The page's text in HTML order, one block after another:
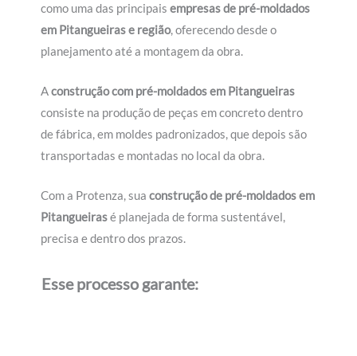
como uma das principais empresas de pré-moldados
em Pitangueiras e região, oferecendo desde o
planejamento até a montagem da obra.
Aconstrução com pré-moldados em Pitangueiras
consiste na produção de peças em concreto dentro
de fábrica, em moldes padronizados, que depois são
transportadas e montadas no local da obra.
Com a Protenza, sua construção de pré-moldados em
Pitangueirasé planejada de forma sustentável,
precisa e dentro dos prazos.
Esse processo garante: